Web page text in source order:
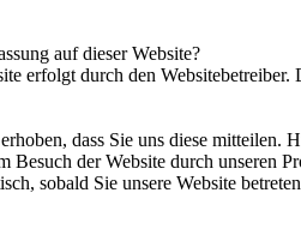
auf dieser Website?
erfolgt durch den
dass Sie uns diese
Besuch der Website durch unseren
sobald Sie unsere Website